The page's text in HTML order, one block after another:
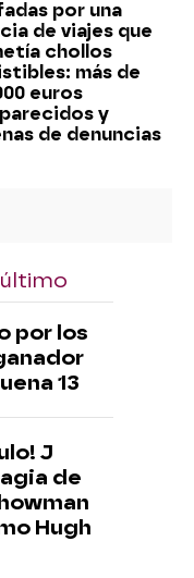
por una
de viajes que
chollos
más de
euros
y
de denuncias
por los
13
J
de
Hugh